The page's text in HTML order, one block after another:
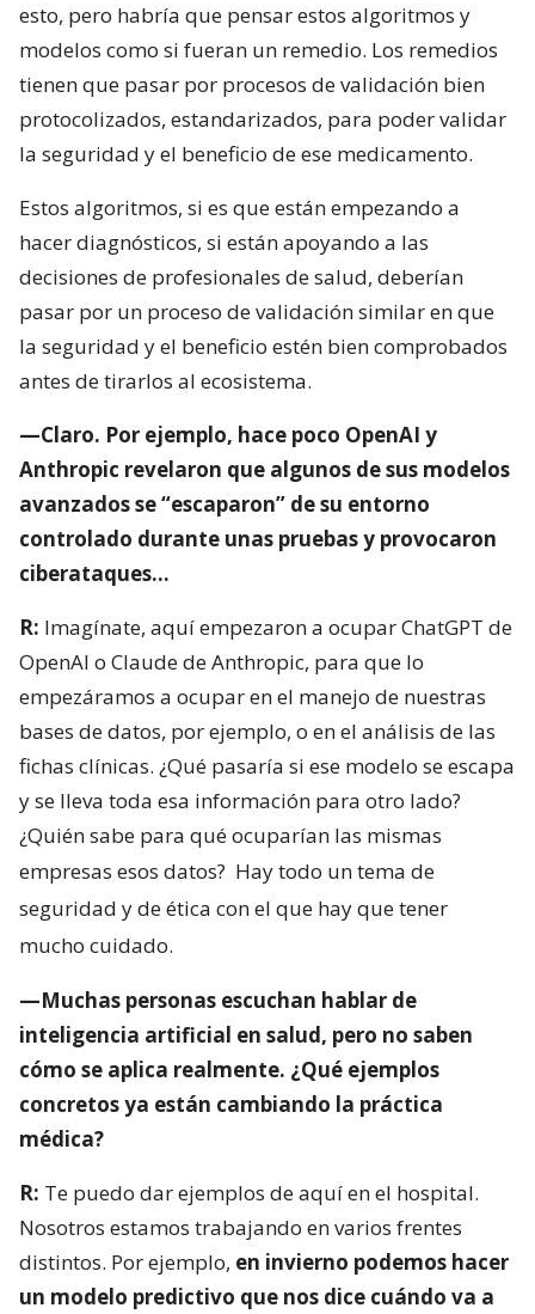
esto, pero habría que pensar estos algoritmos y
modelos como si fueran un remedio. Los remedios
tienen que pasar por procesos de validación bien
protocolizados, estandarizados, para poder validar
la seguridad y el beneficio de ese medicamento.
Estos algoritmos, si es que están empezando a
hacer diagnósticos, si están apoyando a las
decisiones de profesionales de salud, deberían
pasar por un proceso de validación similar en que
la seguridad y el beneficio estén bien comprobados
antes de tirarlos al ecosistema.
—Claro. Por ejemplo, hace poco OpenAI y
Anthropic revelaron que algunos de sus modelos
avanzados se “escaparon” de su entorno
controlado durante unas pruebas y provocaron
ciberataques…
R: Imagínate, aquí empezaron a ocupar ChatGPT de
OpenAI o Claude de Anthropic, para que lo
empezáramos a ocupar en el manejo de nuestras
bases de datos, por ejemplo, o en el análisis de las
fichas clínicas. ¿Qué pasaría si ese modelo se escapa
y se lleva toda esa información para otro lado?
¿Quién sabe para qué ocuparían las mismas
empresas esos datos? Hay todo un tema de
seguridad y de ética con el que hay que tener
mucho cuidado.
—Muchas personas escuchan hablar de
inteligencia artificial en salud, pero no saben
cómo se aplica realmente. ¿Qué ejemplos
concretos ya están cambiando la práctica
médica?
R: Te puedo dar ejemplos de aquí en el hospital.
Nosotros estamos trabajando en varios frentes
distintos. Por ejemplo, en invierno podemos hacer
un modelo predictivo que nos dice cuándo va a